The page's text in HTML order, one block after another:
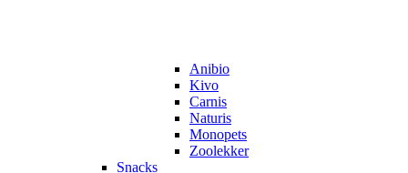
Anibio
Kivo
Carnis
Naturis
Monopets
Zoolekker
Snacks